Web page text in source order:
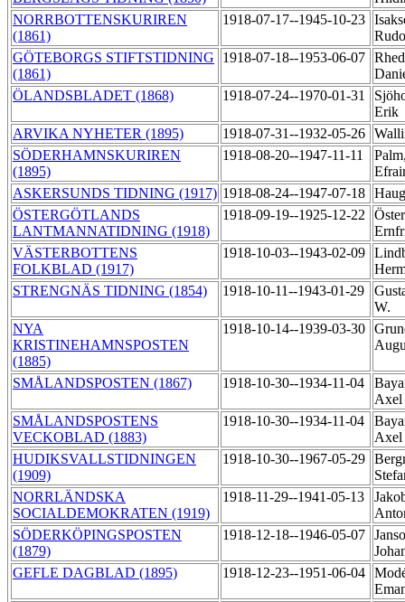
NORRBOTTENSKURIREN
(1861)
1918-07-17--1945-10-23
GÖTEBORGS STIFTSTIDNING
(1861)
1918-07-18--1953-06-07
ÖLANDSBLADET (1868)
1918-07-24--1970-01-31
Erik
ARVIKA NYHETER (1895)
1918-07-31--1932-05-26
SÖDERHAMNSKURIREN
(1895)
1918-08-20--1947-11-11
ASKERSUNDS TIDNING (1917) 1918-08-24--1947-07-18
ÖSTERGÖTLANDS
LANTMANNATIDNING (1918)
1918-09-19--1925-12-22
VÄSTERBOTTENS
FOLKBLAD (1917)
1918-10-03--1943-02-09
STRENGNÄS TIDNING (1854)
1918-10-11--1943-01-29
W.
NYA
KRISTINEHAMNSPOSTEN
(1885)
1918-10-14--1939-03-30
SMÅLANDSPOSTEN (1867) 1918-10-30--1934-11-04
Axel
SMÅLANDSPOSTENS
VECKOBLAD (1883)
1918-10-30--1934-11-04
Axel
HUDIKSVALLSTIDNINGEN
(1909)
1918-10-30--1967-05-29
NORRLÄNDSKA
SOCIALDEMOKRATEN (1919)
1918-11-29--1941-05-13
SÖDERKÖPINGSPOSTEN
(1879)
1918-12-18--1946-05-07
GEFLE DAGBLAD (1895)
1918-12-23--1951-06-04